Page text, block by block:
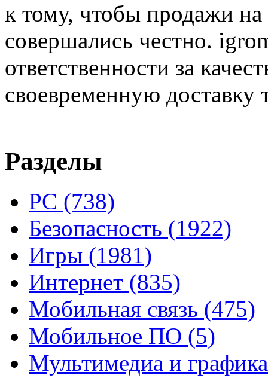
к тому, чтобы продажи
совершались честно.
ответственности за
своевременную доставку
Разделы
PC (738)
Безопасность (1922)
Игры (1981)
Интернет (835)
Мобильная связь (475)
Мобильное ПО (5)
Мультимедиа и